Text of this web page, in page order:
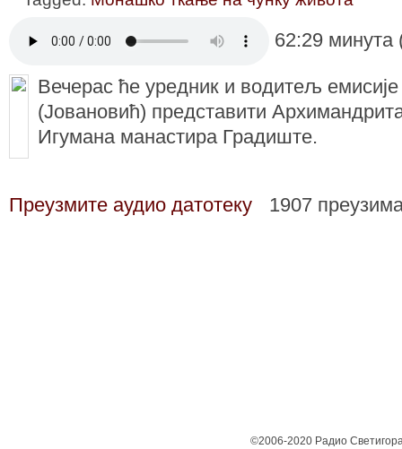
62:29
Вечерас ће уредник и водитељ
(Јовановић) представити
Игумана манастира Градиште.
Преузмите аудио датотеку 1907
©2006-2020 Радио